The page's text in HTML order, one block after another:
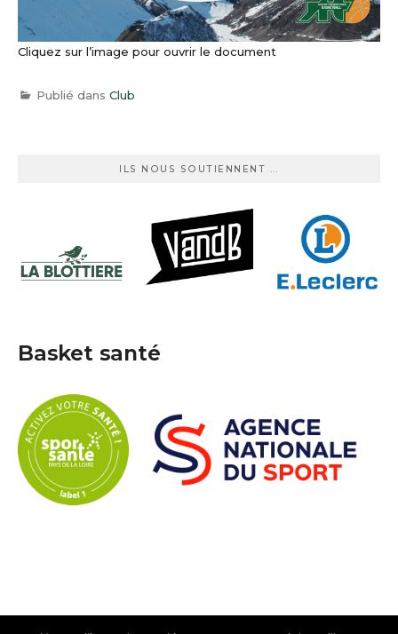
Cliquez sur l’image pour ouvrir le document
Publié dans Club
ILS NOUS SOUTIENNENT …
Basket santé